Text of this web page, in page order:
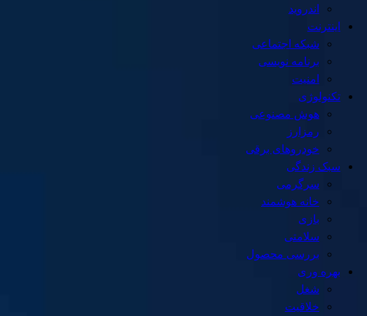
اندروید
اینترنت
شبکه اجتماعی
برنامه نویسی
امنیت
تکنولوژی
هوش مصنوعی
رمزارز
خودروهای برقی
سبک زندگی
سرگرمی
خانه هوشمند
بازی
سلامتی
بررسی محصول
بهره وری
شغل
خلاقیت